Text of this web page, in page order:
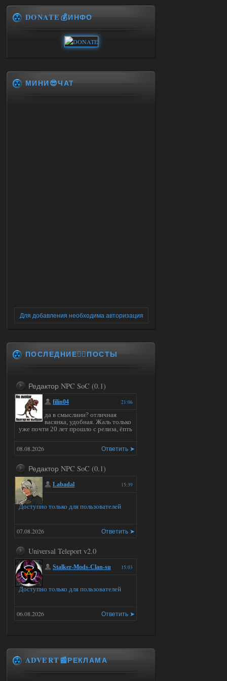
DONATE💰ИНФО
МИНИ😎ЧАТ
Для добавления необходима авторизация
ПОСЛЕДНИЕ✍🏻ПОСТЫ
Редактор NPC SoC (0.1)
21:06
filin04
да в смыслиии? отличная
васянка, удобная. Жаль только
уже почти 20 лет прошло с релиза, ёпть
Ответить ➤
08.08.2026
Редактор NPC SoC (0.1)
15:39
Labadal
Доступно только для пользователей
Ответить ➤
07.08.2026
Universal Teleport v2.0
15:03
Stalker-Mods-Clan-su
Доступно только для пользователей
Ответить ➤
06.08.2026
15:01
DEDULYA-1967
Я не хотел кого то расстроить
ADVERT📰РЕКЛАМА